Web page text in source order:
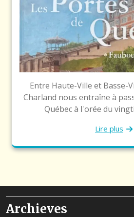
Entre Haute-Ville et Basse-
Charland nous entraîne à
Québec à l'orée du
Lire plus
Archieves